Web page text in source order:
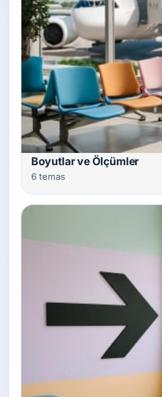
Boyutlar ve Ölçümler
6 temas